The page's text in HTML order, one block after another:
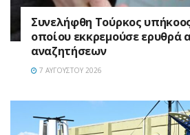
Συνελήφθη Τούρκος
οποίου εκκρεμούσε ερυθρά
αναζητήσεων
7 ΑΥΓΟΎΣΤΟΥ 2026